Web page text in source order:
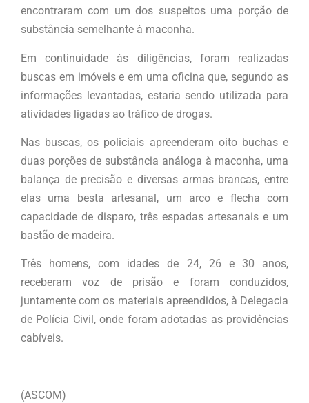
encontraram com um dos suspeitos uma porção de
substância semelhante à maconha.
Em continuidade às diligências, foram realizadas
buscas em imóveis e em uma oficina que, segundo as
informações levantadas, estaria sendo utilizada para
atividades ligadas ao tráfico de drogas.
Nas buscas, os policiais apreenderam oito buchas e
duas porções de substância análoga à maconha, uma
balança de precisão e diversas armas brancas, entre
elas uma besta artesanal, um arco e flecha com
capacidade de disparo, três espadas artesanais e um
bastão de madeira.
Três homens, com idades de 24, 26 e 30 anos,
receberam voz de prisão e foram conduzidos,
juntamente com os materiais apreendidos, à Delegacia
de Polícia Civil, onde foram adotadas as providências
cabíveis.
(ASCOM)